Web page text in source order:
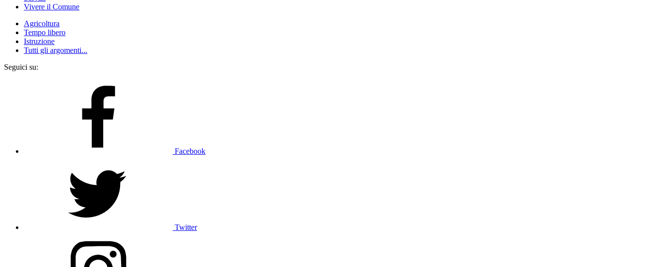
Vivere il Comune
Agricoltura
Tempo libero
Istruzione
Tutti gli argomenti...
Seguici su:
Facebook
Twitter